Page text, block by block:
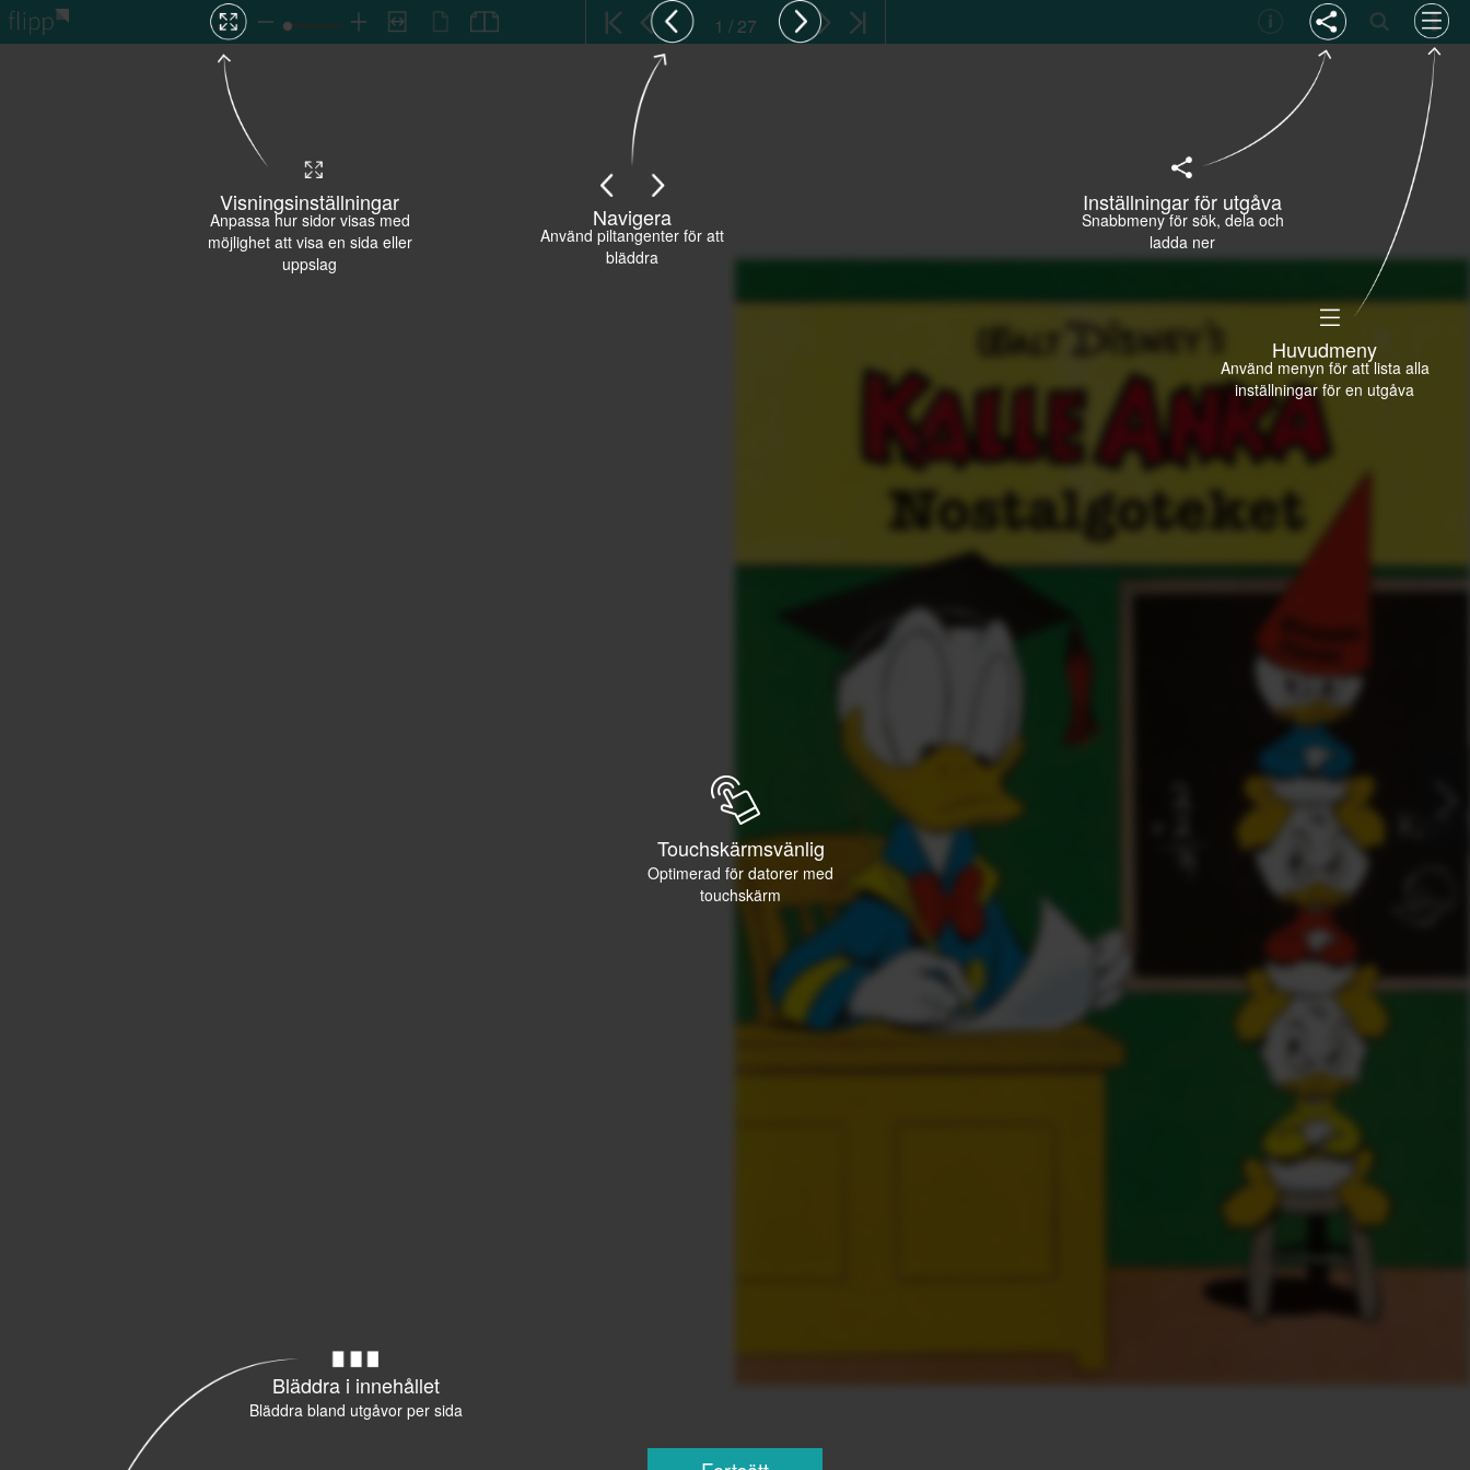
Bläddra i innehållet
Bläddra bland utgåvor per sida
Huvudmeny
Använd menyn för att lista alla
inställningar för en utgåva
Touchskärmsvänlig
Optimerad för datorer med
touchskärm
Visningsinställningar
Anpassa hur sidor visas med
möjlighet att visa en sida eller
uppslag
Navigera
Använd piltangenter för att
bläddra
Inställningar för utgåva
Snabbmeny för sök, dela och
ladda ner
1 / 27